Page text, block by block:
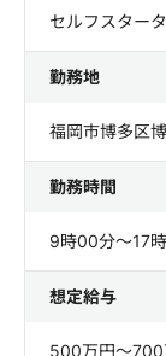
セルフスター
勤務地
福岡市博多区
勤務時間
9時00分～17
想定給与
500万円～700